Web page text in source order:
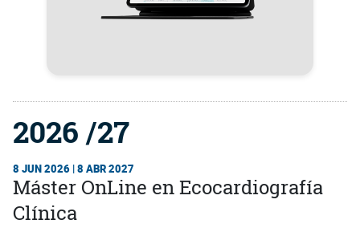
2026 /27
8 JUN 2026 | 8 ABR 2027
Máster OnLine en Ecocardiografía
Clínica